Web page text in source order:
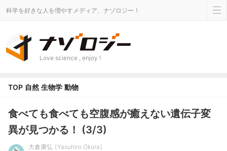
科学を好きな人を増やすメディア、ナゾロジー！
Love science , enjoy !
TOP 自然 生物学 動物
食べても食べても空腹感が癒えない遺伝子変
異が見つかる！ (3/3)
大倉康弘
Yasuhiro Okura